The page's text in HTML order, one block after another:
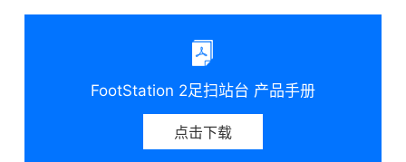
FootStation 2足扫站台 产品手册
点击下载